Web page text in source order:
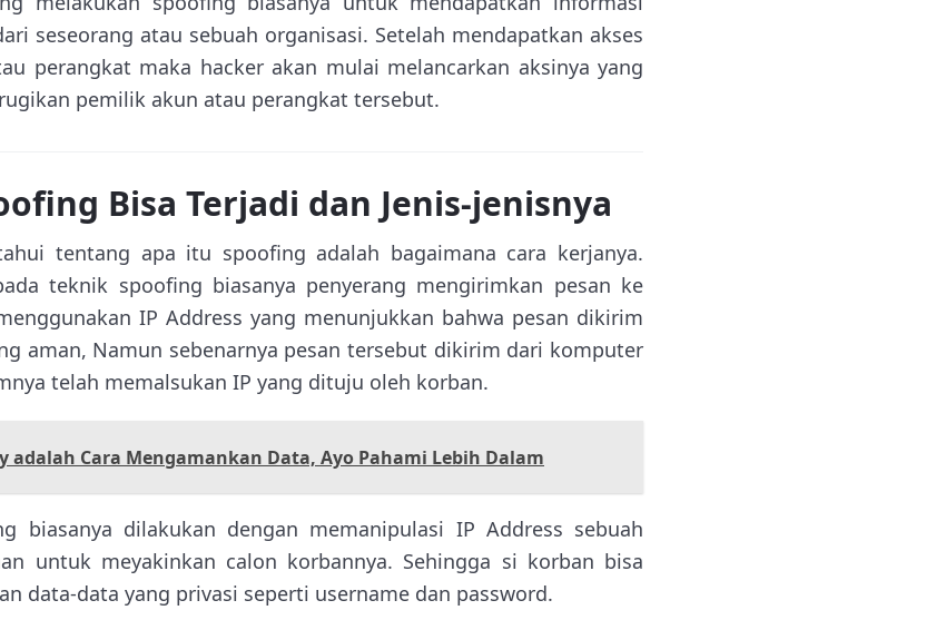
seseorang atau sebuah organisasi. Setelah mendapatkan akses
perangkat maka hacker akan mulai melancarkan aksinya yang
pemilik akun atau perangkat tersebut.
Bisa Terjadi dan Jenis-jenisnya
tentang apa itu spoofing adalah bagaimana cara kerjanya.
teknik spoofing biasanya penyerang mengirimkan pesan ke
IP Address yang menunjukkan bahwa pesan dikirim
aman, Namun sebenarnya pesan tersebut dikirim dari komputer
telah memalsukan IP yang dituju oleh korban.
adalah Cara Mengamankan Data, Ayo Pahami Lebih Dalam
biasanya dilakukan dengan memanipulasi IP Address sebuah
untuk meyakinkan calon korbannya. Sehingga si korban bisa
data-data yang privasi seperti username dan password.